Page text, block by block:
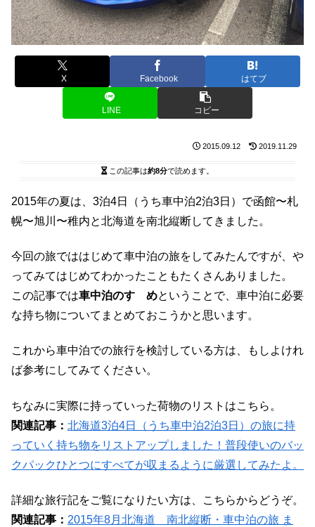
X Facebook はてブ
LINE コピー
2015.09.12 2019.11.29
この記事は約8分で読めます。
2015年の夏は、3泊4日（うち車中泊2泊3日）で函館〜札
幌〜旭川〜稚内と北海道を南北縦断してきました。
今回の旅でははじめて車中泊の旅をしてみたんですが、や
ってみてはじめてわかったこともたくさんありました。
この記事では車中泊のすゝめということで、車中泊に必要
な持ち物についてまとめておこうかと思います。
これから車中泊での旅行を検討している方は、もしよけれ
ば参考にしてみてください。
ちなみに実際に持っていった荷物のリストはこちら。
関連記事： 北海道3泊4日（うち車中泊2泊3日）の旅に持
っていく持ち物をリストアップしました！普段使いのバッ
クパックひとつにすべてが収まるように厳選してみたよ。
詳細な旅行記をご覧になりたい方は、こちらからどうぞ。
関連記事： 2015年8月北海道 南北縦断・車中泊の旅 ま